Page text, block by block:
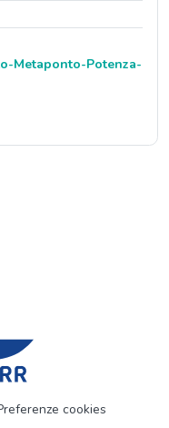
Metaponto-Potenza-
cookies